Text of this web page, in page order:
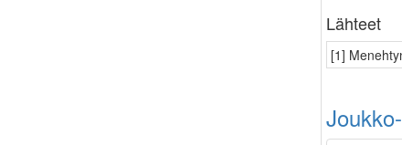
Lähteet
[1]